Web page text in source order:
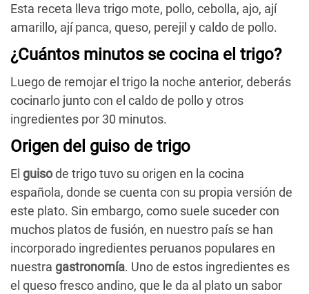
Esta receta lleva trigo mote, pollo, cebolla, ajo, ají
amarillo, ají panca, queso, perejil y caldo de pollo.
¿Cuántos minutos se cocina el trigo?
Luego de remojar el trigo la noche anterior, deberás
cocinarlo junto con el caldo de pollo y otros
ingredientes por 30 minutos.
Origen del guiso de trigo
El guisode trigo tuvo su origen en la cocina
española, donde se cuenta con su propia versión de
este plato. Sin embargo, como suele suceder con
muchos platos de fusión, en nuestro país se han
incorporado ingredientes peruanos populares en
nuestra gastronomía. Uno de estos ingredientes es
el queso fresco andino, que le da al plato un sabor